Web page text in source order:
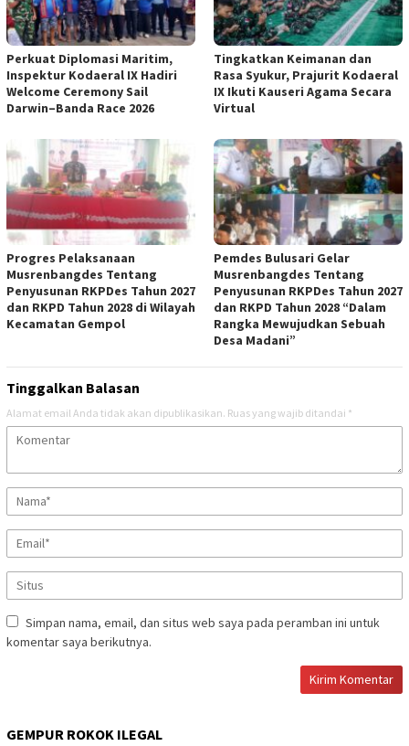
Perkuat Diplomasi Maritim,
Inspektur Kodaeral IX Hadiri
Welcome Ceremony Sail
Darwin–Banda Race 2026
Tingkatkan Keimanan dan
Rasa Syukur, Prajurit Kodaeral
IX Ikuti Kauseri Agama Secara
Virtual
Progres Pelaksanaan
Musrenbangdes Tentang
Penyusunan RKPDes Tahun 2027
dan RKPD Tahun 2028 di Wilayah
Kecamatan Gempol
Pemdes Bulusari Gelar
Musrenbangdes Tentang
Penyusunan RKPDes Tahun 2027
dan RKPD Tahun 2028 “Dalam
Rangka Mewujudkan Sebuah
Desa Madani”
Tinggalkan Balasan
Alamat email Anda tidak akan dipublikasikan. Ruas yang wajib ditandai *
Simpan nama, email, dan situs web saya pada peramban ini untuk
komentar saya berikutnya.
GEMPUR ROKOK ILEGAL